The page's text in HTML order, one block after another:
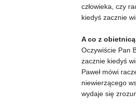
człowieka, czy
kiedyś zacznie
A co z obietnicą
Oczywiście Pan
zacznie kiedyś
Paweł mówi
niewierzącego
wydaje się